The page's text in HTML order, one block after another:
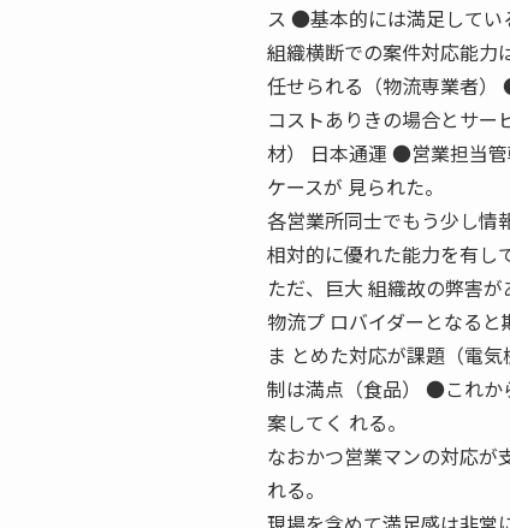
ス ●基本的には満足してい
組織横断での案件対応能力
任せられる（物流専業者）
コストありきの場合とサー
材） 日本通運 ●営業担当
ケースが 見られた。
各営業所同士でもう少し情
相対的に優れた能力を有し
ただ、巨大 組織故の弊害
物流プ ロバイダーとなる
ま とめた対応が課題（電
制は満点（食品） ●これか
案してく れる。
なおかつ営業マンの対応が
れる。